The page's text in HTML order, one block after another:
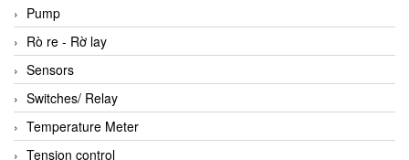
Pump
Rò re - Rờ lay
Sensors
Switches/ Relay
Temperature Meter
Tension control